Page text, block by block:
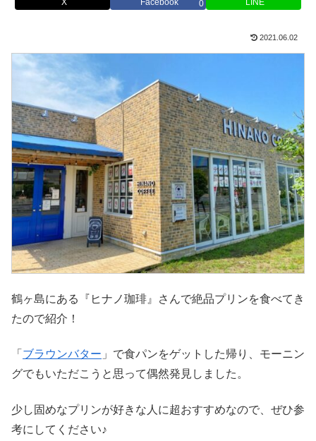
0
2021.06.02
鶴ヶ島にある『ヒナノ珈琲』さんで絶品プリンを食べてき
たので紹介！
「 ブラウンバター 」で食パンをゲットした帰り、モーニン
グでもいただこうと思って偶然発見しました。
少し固めなプリンが好きな人に超おすすめなので、ぜひ参
考にしてください♪